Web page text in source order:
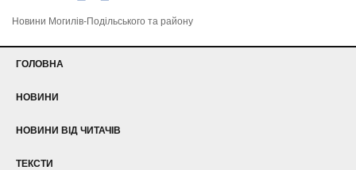
Новини Могилів-Подільського та району
ГОЛОВНА
НОВИНИ
НОВИНИ ВІД ЧИТАЧІВ
ТЕКСТИ